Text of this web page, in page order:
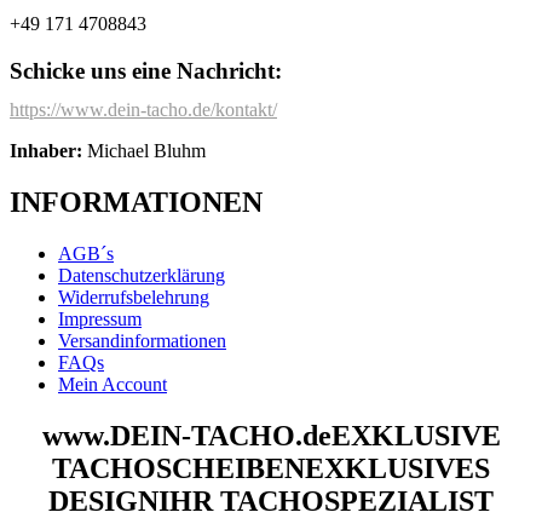
+49 171 4708843
Schicke uns eine Nachricht:
https://www.dein-tacho.de/kontakt/
Inhaber: Michael Bluhm
INFORMATIONEN
AGB´s
Datenschutzerklärung
Widerrufsbelehrung
Impressum
Versandinformationen
FAQs
Mein Account
www.DEIN-TACHO.deEXKLUSIVE
TACHOSCHEIBENEXKLUSIVES
DESIGNIHR TACHOSPEZIALIST